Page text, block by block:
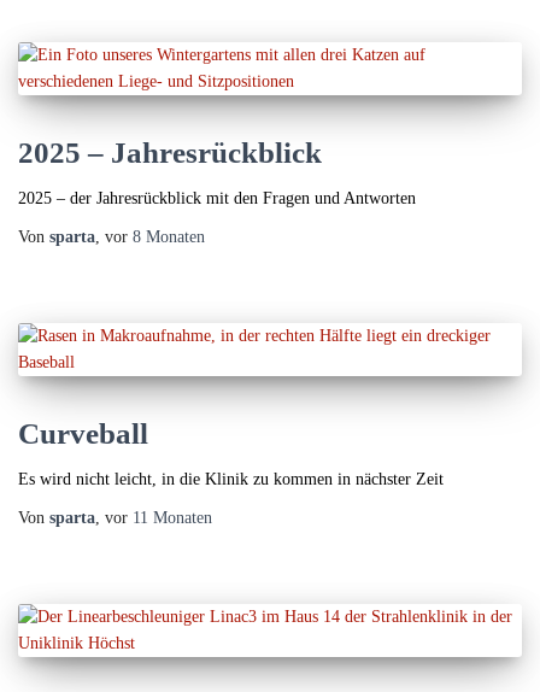
2025 – Jahresrückblick
2025 – der Jahresrückblick mit den Fragen und Antworten
Von sparta , vor 8 Monaten
Curveball
Es wird nicht leicht, in die Klinik zu kommen in nächster Zeit
Von sparta , vor 11 Monaten